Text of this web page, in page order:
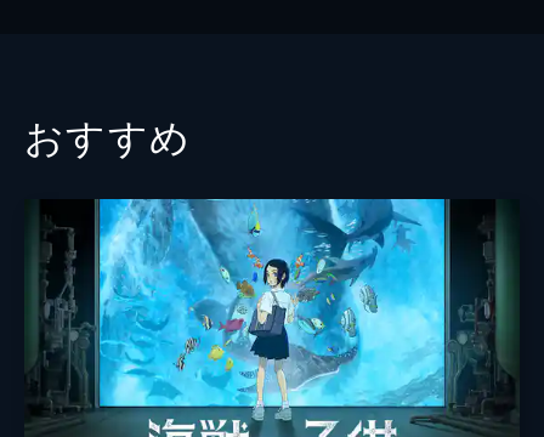
先生 伊藤潤
友達の母 竹内芳織
おばあちゃん 平ますみ
実況アナ 伊奈聖嵐
４コマの男性 森川智之
４コマの女性 坂本真綾
おすすめ